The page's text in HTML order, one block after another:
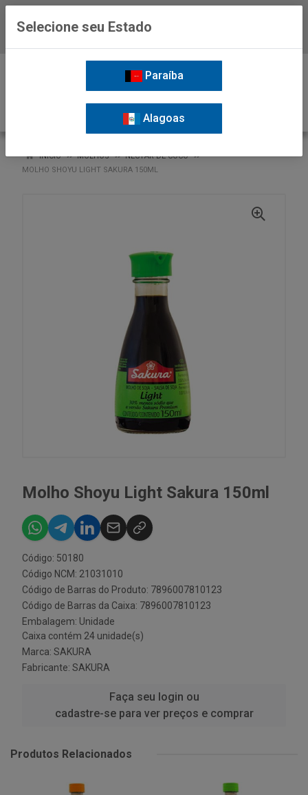
INÍCIO MOLHOS
NECTAR DE COCO
MOLHO SHOYU LIGHT SAKURA 150ML
Molho Shoyu Light Sakura 150ml
Código: 50180
Código NCM: 21031010
Código de Barras do Produto: 7896007810123
Código de Barras da Caixa: 7896007810123
Embalagem: Unidade
Caixa contém 24 unidade(s)
Marca: SAKURA
Fabricante: SAKURA
Faça seu login ou
cadastre-se para ver preços e comprar
Produtos Relacionados
Selecione seu Estado
Paraíba
Alagoas